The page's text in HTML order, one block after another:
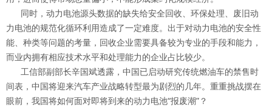
同时，动力电池源头数据的缺失给安全回收、环保处理、废旧动
力电池的规范化循环利用造成了一定难度。出于对动力电池的安全性
能、种类等问题的考量，回收企业需要具备较为专业的手段和能力，
而业内拥有相应技术水平和处理能力的企业占比较少。
工信部副部长辛国斌透露，中国已启动研究传统燃油车的禁售时
间表，中国将迎来汽车产业战略转型最为剧烈的几年。重重挑战摆在
眼前，我国将如何面对即将到来的动力电池“报废潮”？